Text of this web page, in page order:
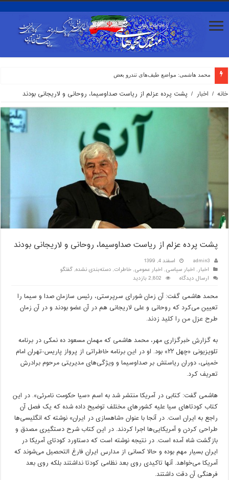
محمد هاشمی: مواضع طیف‌های تندرو بعضا با صدای گروه‌های
خانه / اخبار / پشت پرده عزلم از ریاست صداوسیما، روحانی و لاریجانی بودند
پشت پرده عزلم از ریاست صداوسیما، روحانی و لاریجانی بودند
admin3
اسفند 4, 1399
اخبار, اخبار سیاسی, اخبار عمومی,خاطرات,دسته‌بندی نشده,گفتگو
ارسال دیدگاه
2,802 بازدید
محمد هاشمی گفت: آن زمان شورای سرپرستی، رئیس سازمان صدا و سیما را
تعیین می‌کرد که روحانی و علی لاریجانی هم در آن عضو بودند و در آن زمان
طرح عزل من را کلید زدند.
به گزارش خبرگزاری مهر، محمد هاشمی که مهمان مسعود ده نمکی در برنامه
تلویزیونی «چهل ۲۲» بود. او در این برنامه خاطراتی از پرواز پاریس-تهران امام
خمینی، دوران ریاستش بر صداوسیما و ویژگی‌های مدیریتی مرحوم برادرش
تعریف کرد.
هاشمی گفت: کتابی در آمریکا منتشر شد به اسم «سیا حکومت نامرئی». در این
کتاب کودتاهای سیا علیه کشورهای مختلف توضیح داده شده که یک فصل آن
راجع به ایران است. در آنجا با عنوان «شاهسازی در ایران» نوشته که انگلیسی‌ها
طراحی کردن و آمریکایی‌ها اجرا کردند. در این کتاب شرح دستگیری مصدق و
بازگشت شاه آمده است. در نتیجه نوشته است که دستاورد کودتای آمریکا در
ایران بسیار مهم بوده و حالا کسانی از مدارس ایران فارغ التحصیل می‌شوند که
آمریکا می‌خواهد. آنها تاکیدی روی بعد نظامی کودتا نداشتند بلکه روی بعد
فرهنگی آن دقت داشتند.